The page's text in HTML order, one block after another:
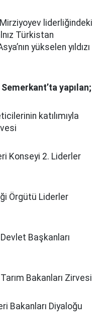
liderliğindeki
Türkistan
yükselen yıldızı
yapılan;
katılımıyla
Konseyi 2. Liderler
Örgütü Liderler
Başkanları
Bakanları Zirvesi
Bakanları Diyaloğu